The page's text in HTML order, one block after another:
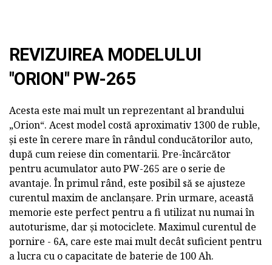
REVIZUIREA MODELULUI
"ORION" PW-265
Acesta este mai mult un reprezentant al brandului
„Orion“. Acest model costă aproximativ 1300 de ruble,
și este în cerere mare în rândul conducătorilor auto,
după cum reiese din comentarii. Pre-încărcător
pentru acumulator auto PW-265 are o serie de
avantaje. În primul rând, este posibil să se ajusteze
curentul maxim de anclanșare. Prin urmare, această
memorie este perfect pentru a fi utilizat nu numai în
autoturisme, dar și motociclete. Maximul curentul de
pornire - 6A, care este mai mult decât suficient pentru
a lucra cu o capacitate de baterie de 100 Ah.